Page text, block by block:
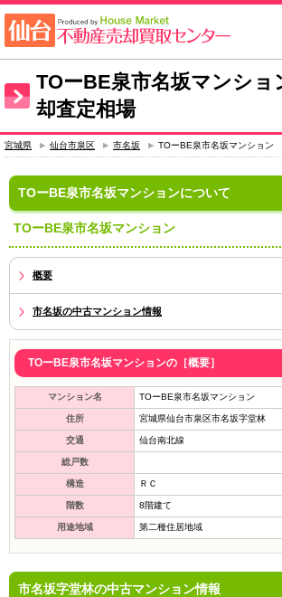
TOーBE泉市名坂マンショ
却査定相場
宮城県 仙台市泉区 市名坂 TOーBE泉市名坂マンション
TOーBE泉市名坂マンションについて
TOーBE泉市名坂マンション
概要
市名坂の中古マンション情報
TOーBE泉市名坂マンションの［概要］
マンション名 TOーBE泉市名坂マンション
住所 宮城県仙台市泉区市名坂字堂林
交通 仙台南北線
総戸数
構造 ＲＣ
階数 8階建て
用途地域 第二種住居地域
市名坂字堂林の中古マンション情報